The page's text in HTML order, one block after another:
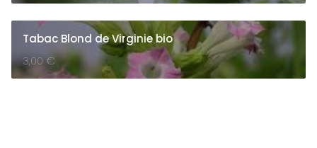
Tabac Blond de Virginie bio
3,00€